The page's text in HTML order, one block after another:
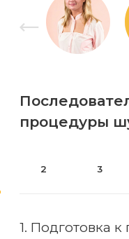
процедуры
2 3
1. Подготовка